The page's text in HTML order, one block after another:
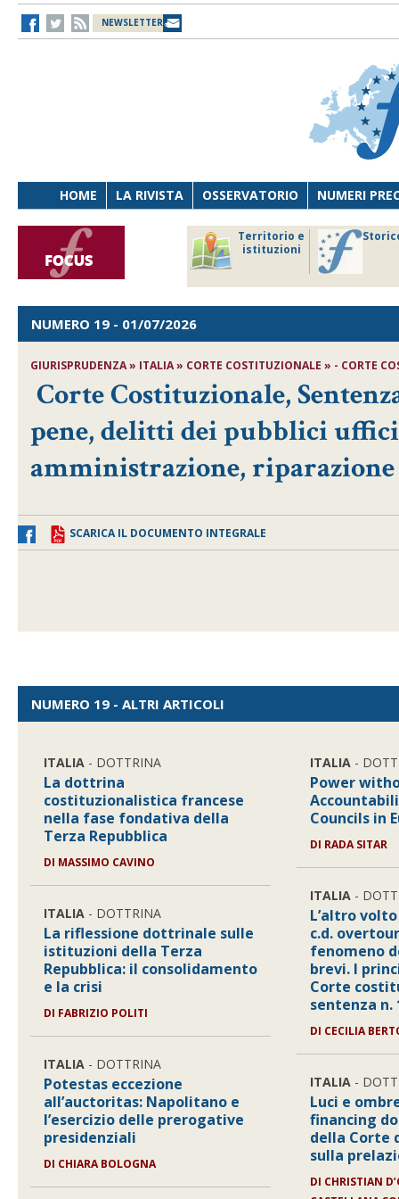
NEWSLETTER
HOME LA RIVISTA OSSERVATORIO NUMERI
Territorio e
istituzioni
NUMERO 19 - 01/07/2026
GIURISPRUDENZA » ITALIA » CORTE COSTITUZIONALE » - CORTE
Corte Costituzionale,
pene, delitti dei pubblici
amministrazione,
SCARICA IL DOCUMENTO INTEGRALE
NUMERO 19 - ALTRI ARTICOLI
ITALIA - DOTTRINA
La dottrina
costituzionalistica francese
nella fase fondativa della
Terza Repubblica
DI MASSIMO CAVINO
ITALIA - DOTTRINA
La riflessione dottrinale sulle
istituzioni della Terza
Repubblica: il consolidamento
e la crisi
DI FABRIZIO POLITI
ITALIA - DOTTRINA
Potestas eccezione
all’auctoritas: Napolitano e
l’esercizio delle prerogative
presidenziali
DI CHIARA BOLOGNA
ITALIA -
Power
Councils in
DI RADA SITAR
ITALIA -
L’altro
c.d.
fenomeno
brevi. I
Corte
sentenza n.
DI CECILIA
ITALIA -
Luci e
financing
della Corte
sulla
DI CHRISTIAN